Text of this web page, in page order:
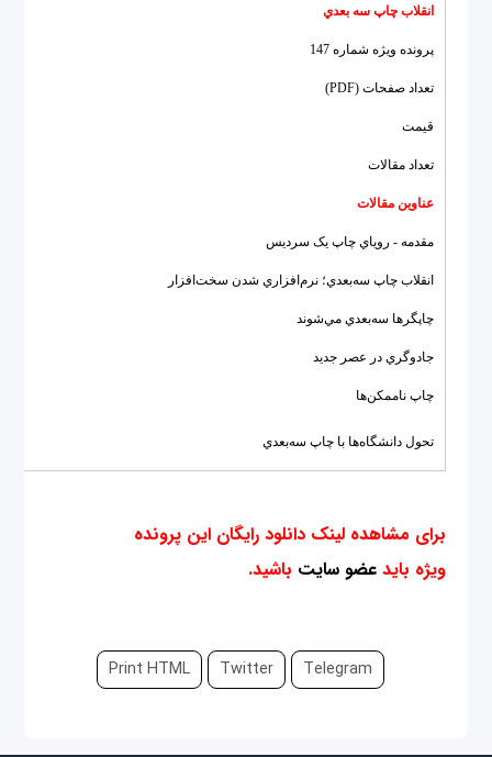
انقلاب چاپ سه بعدي
پرونده ویژه شماره 147
تعداد صفحات (PDF)
قيمت
تعداد مقالات
عناوين مقالات
مقدمه - روياي چاپ يک سرديس
انقلاب چاپ سه‌بعدي؛ نرم‌افزاري شدن سخت‌افزار
چاپگرها سه‌بعدي مي‌شوند
جادوگري در عصر جديد
چاپ ناممکن‌ها
تحول دانشگاه‌ها با چاپ سه‌بعدي
برای مشاهده لینک دانلود رایگان این پرونده
ویژه بایدعضو سایت باشید.
Telegram
Twitter
Print HTML